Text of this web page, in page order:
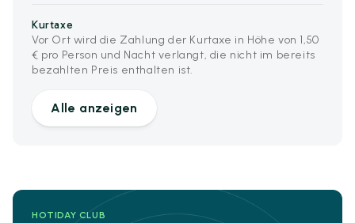
Kurtaxe
Vor Ort wird die Zahlung der Kurtaxe in Höhe von 1,50
€ pro Person und Nacht verlangt, die nicht im bereits
bezahlten Preis enthalten ist.
Alle anzeigen
HOTIDAY CLUB